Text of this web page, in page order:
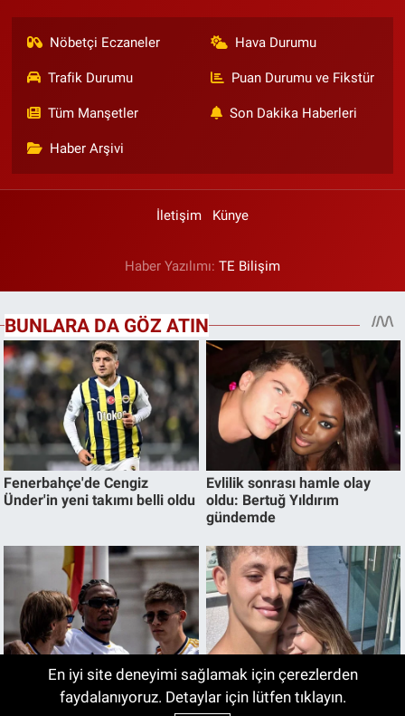
Nöbetçi Eczaneler Hava Durumu
Trafik Durumu Puan Durumu ve Fikstür
Tüm Manşetler Son Dakika Haberleri
Haber Arşivi
İletişim Künye
Haber Yazılımı: TE Bilişim
En iyi site deneyimi sağlamak için çerezlerden
faydalanıyoruz. Detaylar için lütfen tıklayın.